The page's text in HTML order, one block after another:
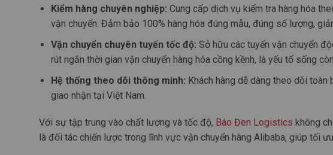
Kiểm hàng chuyên nghiệp: Cung cấp dịch vụ kiểm tra hàng hóa
vận chuyển. Đảm bảo 100% hàng hóa đúng mẫu, đúng số lượng,
Vận chuyển chuyên tuyến tốc độ: Sở hữu các tuyến vận chuyển
rút ngắn thời gian vận chuyển hàng hóa cồng kềnh, là yếu tố sống
Hệ thống theo dõi thông minh: Khách hàng dễ dàng theo dõi toàn
giao nhận tại Việt Nam.
Với sự tập trung vào chất lượng và tốc độ, Báo Đen Logistics không
là đối tác chiến lược trong lĩnh vực vận chuyển hàng Alibaba, giúp tối